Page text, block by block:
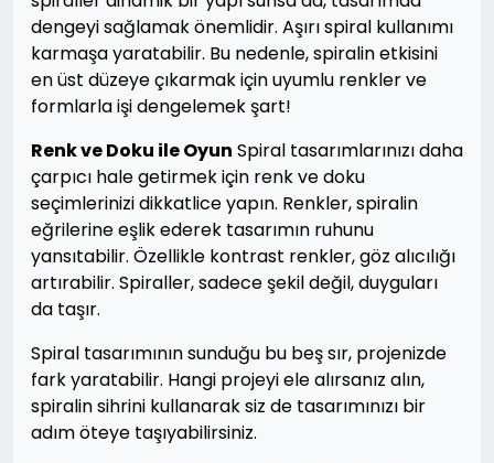
dengeyi sağlamak önemlidir. Aşırı spiral kullanımı
karmaşa yaratabilir. Bu nedenle, spiralin etkisini
en üst düzeye çıkarmak için uyumlu renkler ve
formlarla işi dengelemek şart!
Renk ve Doku ile Oyun Spiral tasarımlarınızı daha
çarpıcı hale getirmek için renk ve doku
seçimlerinizi dikkatlice yapın. Renkler, spiralin
eğrilerine eşlik ederek tasarımın ruhunu
yansıtabilir. Özellikle kontrast renkler, göz alıcılığı
artırabilir. Spiraller, sadece şekil değil, duyguları
da taşır.
Spiral tasarımının sunduğu bu beş sır, projenizde
fark yaratabilir. Hangi projeyi ele alırsanız alın,
spiralin sihrini kullanarak siz de tasarımınızı bir
adım öteye taşıyabilirsiniz.